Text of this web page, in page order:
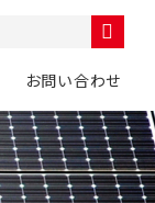
お問い合わせ